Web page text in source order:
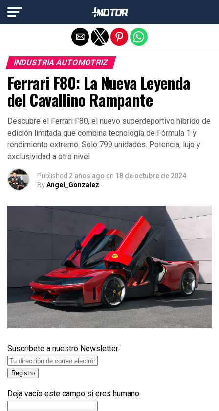
INDUSTRIA AUTOMOTRIZ
Ferrari F80: La Nueva Leyenda
del Cavallino Rampante
Descubre el Ferrari F80, el nuevo superdeportivo híbrido de
edición limitada que combina tecnología de Fórmula 1 y
rendimiento extremo. Solo 799 unidades. Potencia, lujo y
exclusividad a otro nivel
Published 2 años ago on 18 de octubre de 2024
ByAngel_Gonzalez
Suscribete a nuestro Newsletter:
Deja vacío este campo si eres humano:
Salir de la versión móvil